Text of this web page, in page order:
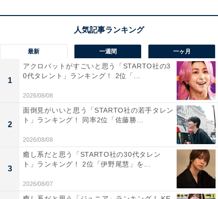
のこと。近隣自治体と共同での導入という方法もあるよ
回答者のコメントを見ると「ディズニーランドがある市
なので、「浦安」のナンバーを見ただけで、周りの人か
ら羨ましがられそうだから」（40代女性／東京都）、
「ディズニーランドを想像できて嬉しい気持ちになれる
から」（40代女性／福岡県）、「ディズニーリゾートが
あり千葉で唯一行ったことがあるから」（20代男性／岐
阜県）といった声がありました。
最新 一週間 一ヶ月
1
アクロバットがすごいと思う「STARTO社の3
0代タレント」ランキング！ 2位「...
2026/08/08
2
面倒見がいいと思う「STARTO社の若手タレン
ト」ランキング！ 同率2位「佐藤勝...
2026/08/08
3
癒し系だと思う「STARTO社の30代タレン
ト」ランキング！ 2位「伊野尾慧」を...
2026/08/07